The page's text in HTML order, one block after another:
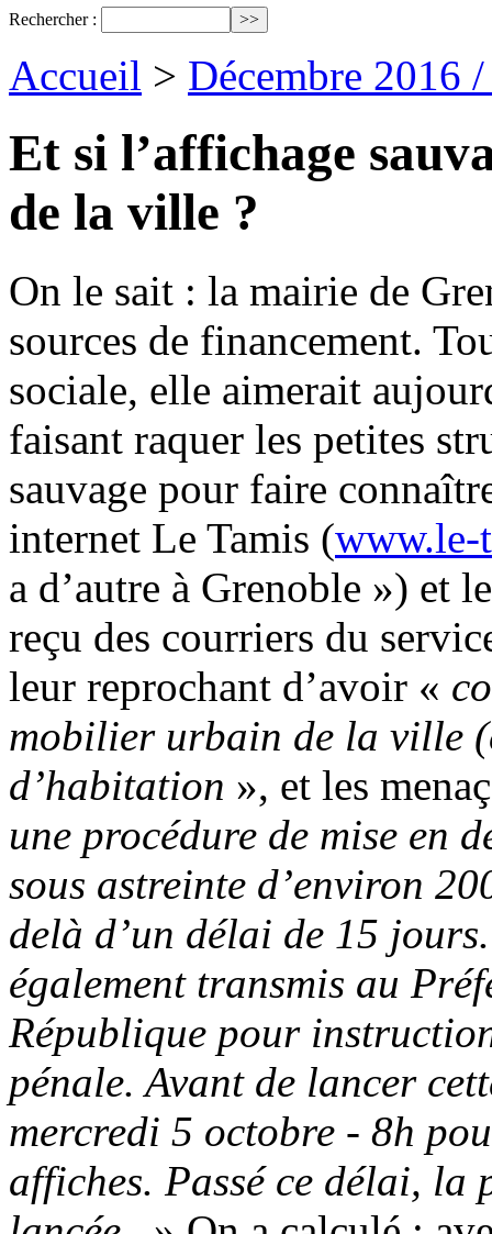
Rechercher :
Accueil > Décembre 2016
Et si l’affichage
de la ville ?
On le sait : la mairie de
sources de financement.
sociale, elle aimerait
faisant raquer les petites
sauvage pour faire
internet Le Tamis (www.le-
a d’autre à Grenoble ») et
reçu des courriers du
leur reprochant d’avoir «
mobilier urbain de la ville
d’habitation », et les
une procédure de mise en
sous astreinte d’environ
delà d’un délai de 15
également transmis au
République pour
pénale. Avant de lancer
mercredi 5 octobre - 8h
affiches. Passé ce délai, la